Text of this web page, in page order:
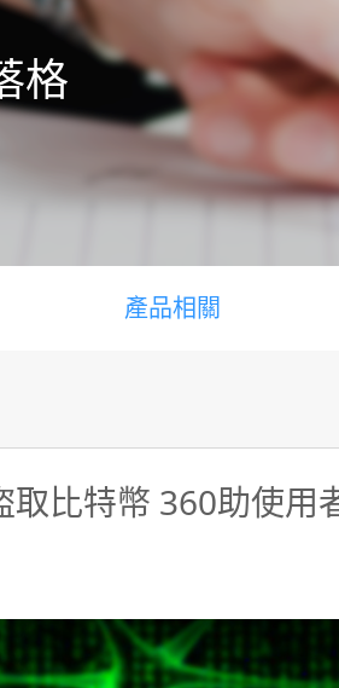
格
產品相關
取比特幣 360助使用